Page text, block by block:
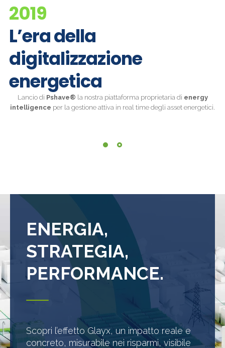
2019
L’era della
digitalizzazione
energetica
Lancio di Pshave® la nostra piattaforma proprietaria di energy
intelligence per la gestione attiva in real time degli asset energetici.
ENERGIA,
STRATEGIA,
PERFORMANCE.
Scopri l’effetto Glayx, un impatto reale e
concreto, misurabile nei risparmi, visibile